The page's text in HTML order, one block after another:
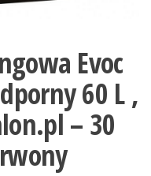
Evoc
60 L ,
– 30